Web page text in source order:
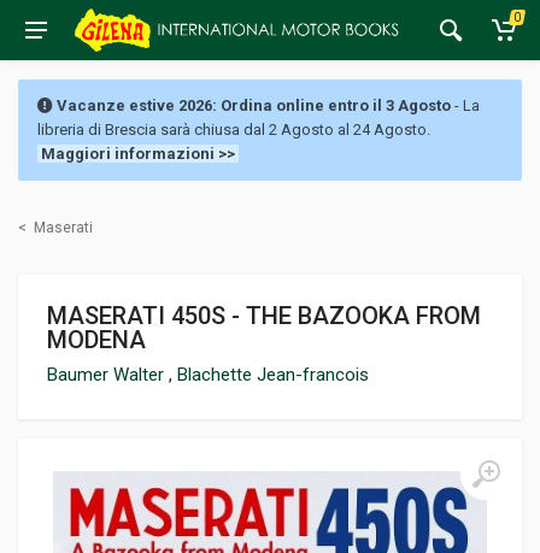
0
Vacanze estive 2026: Ordina online entro il 3 Agosto - La
libreria di Brescia sarà chiusa dal 2 Agosto al 24 Agosto.
Maggiori informazioni >>
< Maserati
MASERATI 450S - THE BAZOOKA FROM
MODENA
Baumer Walter , Blachette Jean-francois